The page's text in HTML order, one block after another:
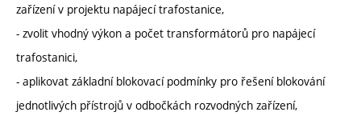
zařízení v projektu napájecí trafostanice,
- zvolit vhodný výkon a počet transformátorů pro napájecí
trafostanici,
- aplikovat základní blokovací podmínky pro řešení blokování
jednotlivých přístrojů v odbočkách rozvodných zařízení,